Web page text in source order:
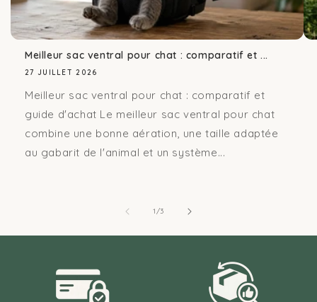
Meilleur sac ventral pour chat : comparatif et ...
27 JUILLET 2026
Meilleur sac ventral pour chat : comparatif et
guide d'achat Le meilleur sac ventral pour chat
combine une bonne aération, une taille adaptée
au gabarit de l'animal et un système...
1/de
3